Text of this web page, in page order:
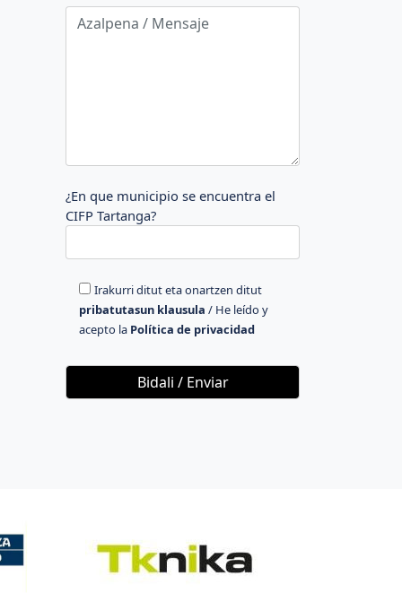
¿En que municipio se encuentra el
CIFP Tartanga?
Irakurri ditut eta onartzen ditut
pribatutasun klausula / He leído y
acepto la Política de privacidad